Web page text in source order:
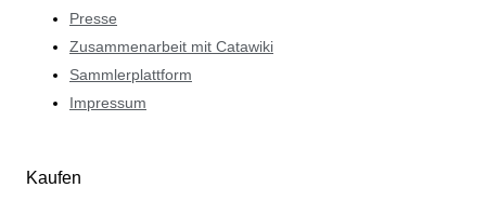
Presse
Zusammenarbeit mit Catawiki
Sammlerplattform
Impressum
Kaufen